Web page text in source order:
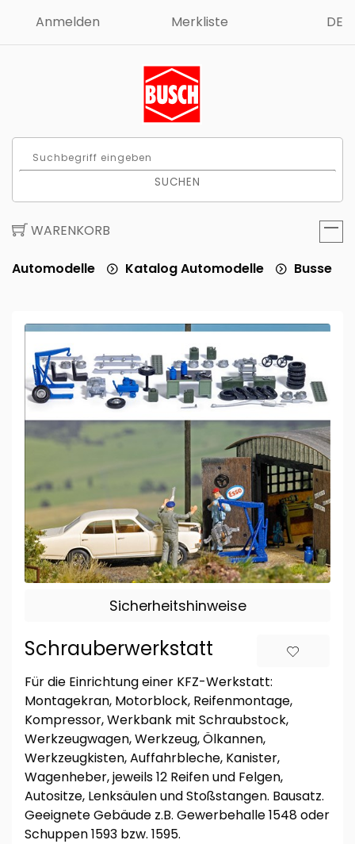
Anmelden Merkliste DE
SUCHEN
WARENKORB
Automodelle Katalog Automodelle Busse
Sicherheitshinweise
Schrauberwerkstatt
Für die Einrichtung einer KFZ-Werkstatt:
Montagekran, Motorblock, Reifenmontage,
Kompressor, Werkbank mit Schraubstock,
Werkzeugwagen, Werkzeug, Ölkannen,
Werkzeugkisten, Auffahrbleche, Kanister,
Wagenheber, jeweils 12 Reifen und Felgen,
Autositze, Lenksäulen und Stoßstangen. Bausatz.
Geeignete Gebäude z.B. Gewerbehalle 1548 oder
Schuppen 1593 bzw. 1595.